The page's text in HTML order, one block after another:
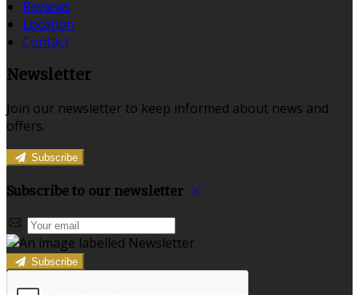
Reviews
Location
Contact
Newsletter
Join our newsletter to keep informed about news and
offers.
Subscribe
Subscribe to our newsletter
Subscribe